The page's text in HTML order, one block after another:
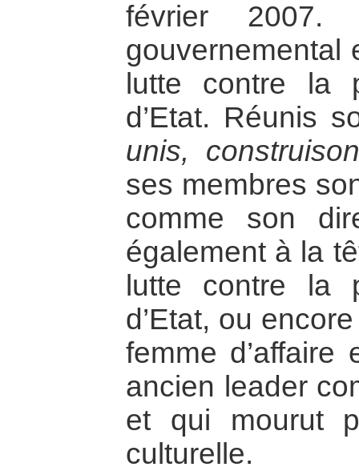
février
gouvernemental
lutte contre la
d’Etat. Réunis
unis,
ses membres
comme son
également à la
lutte contre la
d’Etat, ou
femme
ancien leader
et qui mourut
culturelle.